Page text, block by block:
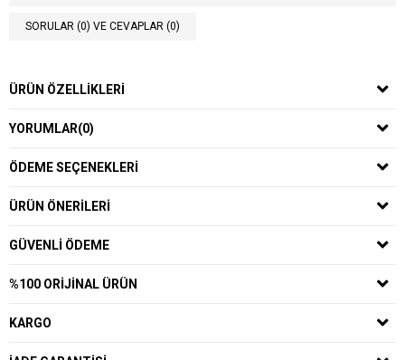
SORULAR (0) VE CEVAPLAR (0)
ÜRÜN ÖZELLIKLERI
YORUMLAR(0)
ÖDEME SEÇENEKLERI
ÜRÜN ÖNERILERI
GÜVENLI ÖDEME
%100 ORIJINAL ÜRÜN
KARGO